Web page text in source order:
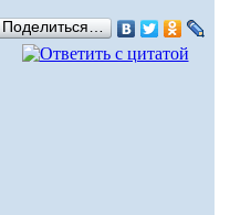
Поделиться…